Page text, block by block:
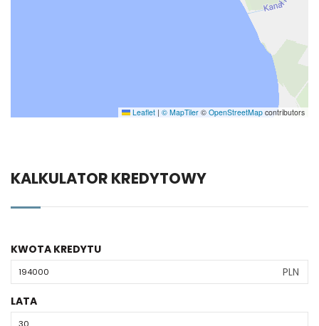
Leaflet | © MapTiler © OpenStreetMap contributors
KALKULATOR KREDYTOWY
KWOTA KREDYTU
PLN
LATA